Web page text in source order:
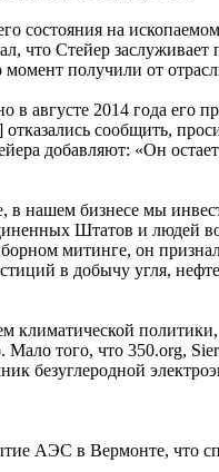
состояния на
Стейер заслуживает
получили от
августе 2014 года его
сообщить,
добавляют: «Он
нашем бизнесе мы
Штатов и людей
митинге, он
в добычу угля,
Мало того, что 350.org,
АЭС в Вермонте, что